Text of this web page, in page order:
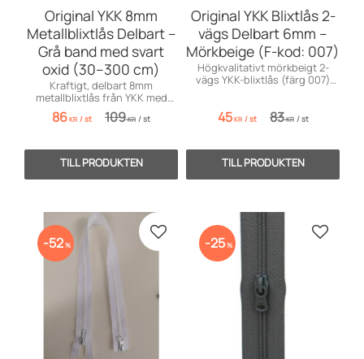
Original YKK 8mm
Metallblixtlås Delbart –
Grå band med svart
oxid (30–300 cm)
Kraftigt, delbart 8mm
metallblixtlås från YKK med
stilrena, Gråa oxidtänder.
Perfekt för jackor och kapell.
86KR /st 109KR /st
Original YKK Blixtlås 2-
vägs Delbart 6mm –
Mörkbeige (F-kod: 007)
Högkvalitativt mörkbeigt 2-
vägs YKK-blixtlås (färg 007)
45KR /st 83KR /st
52% Lägg till i favoriter
25% Lägg